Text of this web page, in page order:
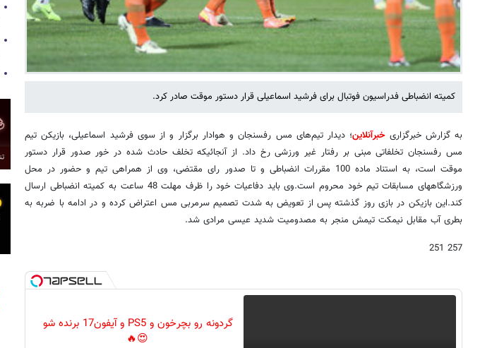
کمیته انضباطی فدراسیون فوتبال برای فرشید اسماعیلی قرار دستور موقت صادر کرد.
به گزارش خبرگزاریخبرآنلاین؛ دیدار تیم‌های مس رفسنجان و هوادار برگزار و از سوی فرشید اسماعیلی، بازیکن تیم
مس رفسنجان تخلفاتی مبنی بر رفتار غیر ورزشی رخ داد. از آنجائیکه تخلف حادث شده در خور صدور قرار دستور
موقت است، به استناد ماده 100 مقررات انضباطی و تا صدور رای مقتضی، وی از همراهی تیم و حضور در محل
ورزشگاههای مسابقات تیم خود محروم است.
وی باید دفاعیات خود را ظرف مهلت 48 ساعت به کمیته انضباطی ارسال
کند.این بازیکن در بازی روز گذشته پس از تعویض به شدت تصمیم سرمربی مس اعتراض کرده و در ادامه با ضربه به
بطری آب مقابل نیمکت تیمش منجر به مصدومیت شدید عیسی مرادی شد.
257 251
گردونه رو بچرخون و PS5 و آیفون17 برنده شو
😍🔥